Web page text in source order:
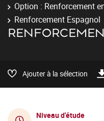
Option : Renforcement
Renforcement Espagnol
Ajouter à la sélection
Niveau d'étude